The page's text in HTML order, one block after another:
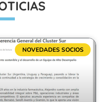
NOVEDADES SOCIOS